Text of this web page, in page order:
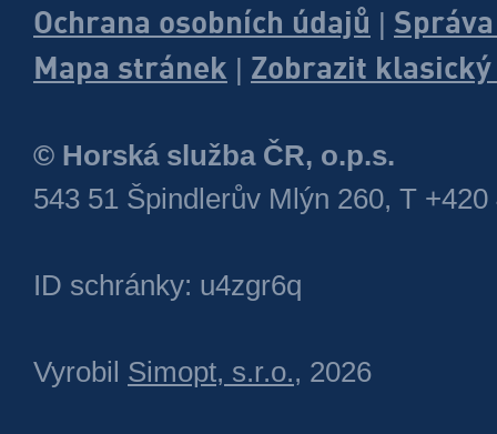
Ochrana osobních údajů
Mapa stránek
Zobrazit
© Horská služba ČR, o.p.s.
543 51 Špindlerův Mlýn 260, T +420
ID schránky: u4zgr6q
Vyrobil Simopt, s.r.o., 2026